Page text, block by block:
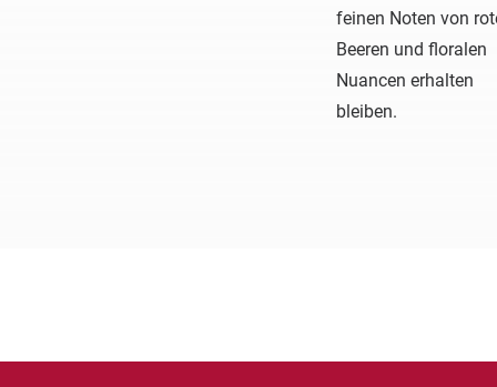
feinen Noten von
Beeren und floralen
Nuancen erhalten
bleiben.